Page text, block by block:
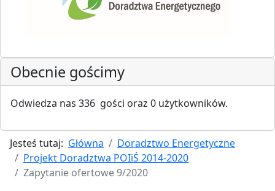
Obecnie gościmy
Odwiedza nas 336 gości oraz 0 użytkowników.
Jesteś tutaj: Główna
Doradztwo Energetyczne
Projekt Doradztwa POIiŚ 2014-2020
Zapytanie ofertowe 9/2020